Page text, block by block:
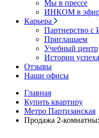
Мы в прессе
ИНКОМ в
Карьера
Партнерство
Приглашаем
Учебный центр
Истории успеха
Отзывы
Наши офисы
Главная
Купить квартиру
Метро Партизанская
Продажа 2-